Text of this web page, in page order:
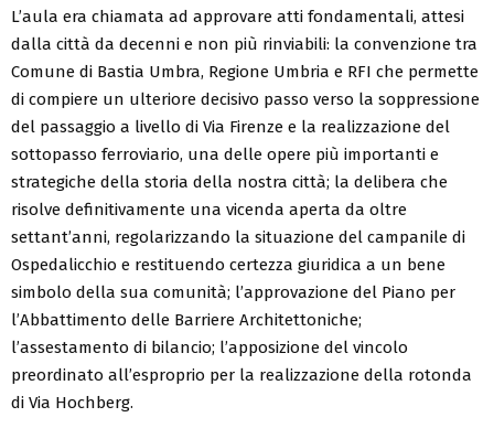
L’aula era chiamata ad approvare atti fondamentali, attesi
dalla città da decenni e non più rinviabili: la convenzione tra
Comune di Bastia Umbra, Regione Umbria e RFI che permette
di compiere un ulteriore decisivo passo verso la soppressione
del passaggio a livello di Via Firenze e la realizzazione del
sottopasso ferroviario, una delle opere più importanti e
strategiche della storia della nostra città; la delibera che
risolve definitivamente una vicenda aperta da oltre
settant’anni, regolarizzando la situazione del campanile di
Ospedalicchio e restituendo certezza giuridica a un bene
simbolo della sua comunità; l’approvazione del Piano per
l’Abbattimento delle Barriere Architettoniche;
l’assestamento di bilancio; l’apposizione del vincolo
preordinato all’esproprio per la realizzazione della rotonda
di Via Hochberg.